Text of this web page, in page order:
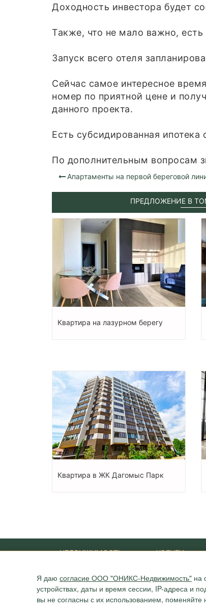
Доходность инвестора будет
Также, что не мало важно,
Запуск всего отеля
Сейчас самое интересное
номер по приятной цене и
данного проекта.
Есть субсидированная
По дополнительным вопросам
Апартаменты на первой береговой
ПРЕДЛОЖЕНИЕ В
Квартира на лазурном берегу
Квартира в ЖК Дагомыс Парк
Я даю согласие ООО "ОНИКС-Недвижимость" на
устройствах, даты и время сессии, IP-адреса и
вы не согласны с их использованием, поменяйте
НЕДВИЖИМОСТЬ
Квартиры
Дома
Участки
УСЛУГИ
Юридические